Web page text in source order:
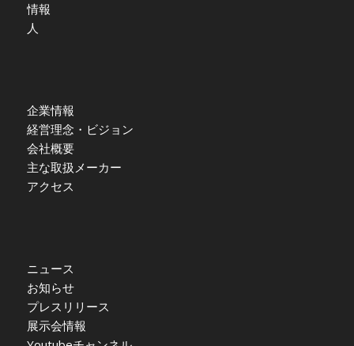
情報
人
企業情報
経営理念・ビジョン
会社概要
主な取扱メーカー
アクセス
ニュース
お知らせ
プレスリリース
展示会情報